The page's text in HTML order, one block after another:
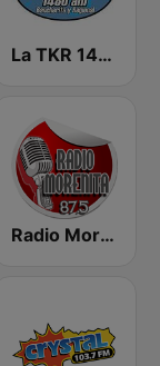
La TKR 1480 AM | Monterrey
Radio Morenita